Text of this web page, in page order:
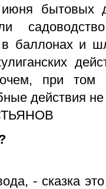
бытовых
баллонах и
при том
действия
- сказка